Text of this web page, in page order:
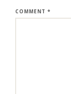
COMMENT*